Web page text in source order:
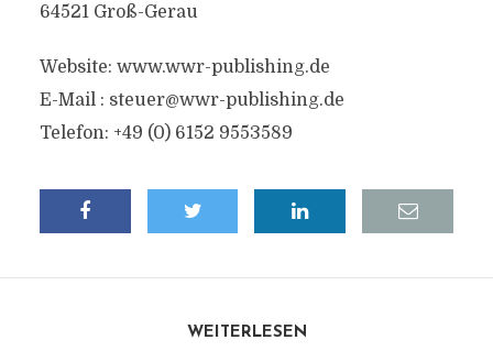
64521 Groß-Gerau
Website: www.wwr-publishing.de
E-Mail : steuer@wwr-publishing.de
Telefon: +49 (0) 6152 9553589
WEITERLESEN